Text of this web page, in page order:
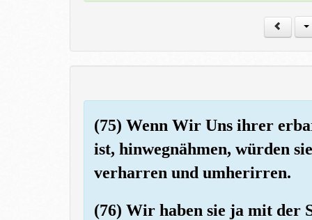
(75) Wenn Wir Uns ihrer
ist, hinwegnähmen, würden
verharren und umherirren.
(76) Wir haben sie ja mit der